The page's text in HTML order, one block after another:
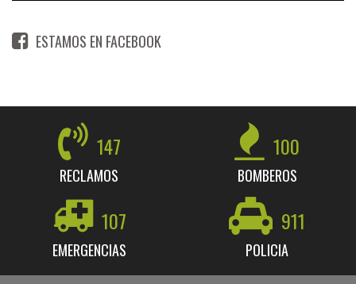
ESTAMOS EN FACEBOOK
147
RECLAMOS
100
BOMBEROS
107
EMERGENCIAS
911
POLICIA